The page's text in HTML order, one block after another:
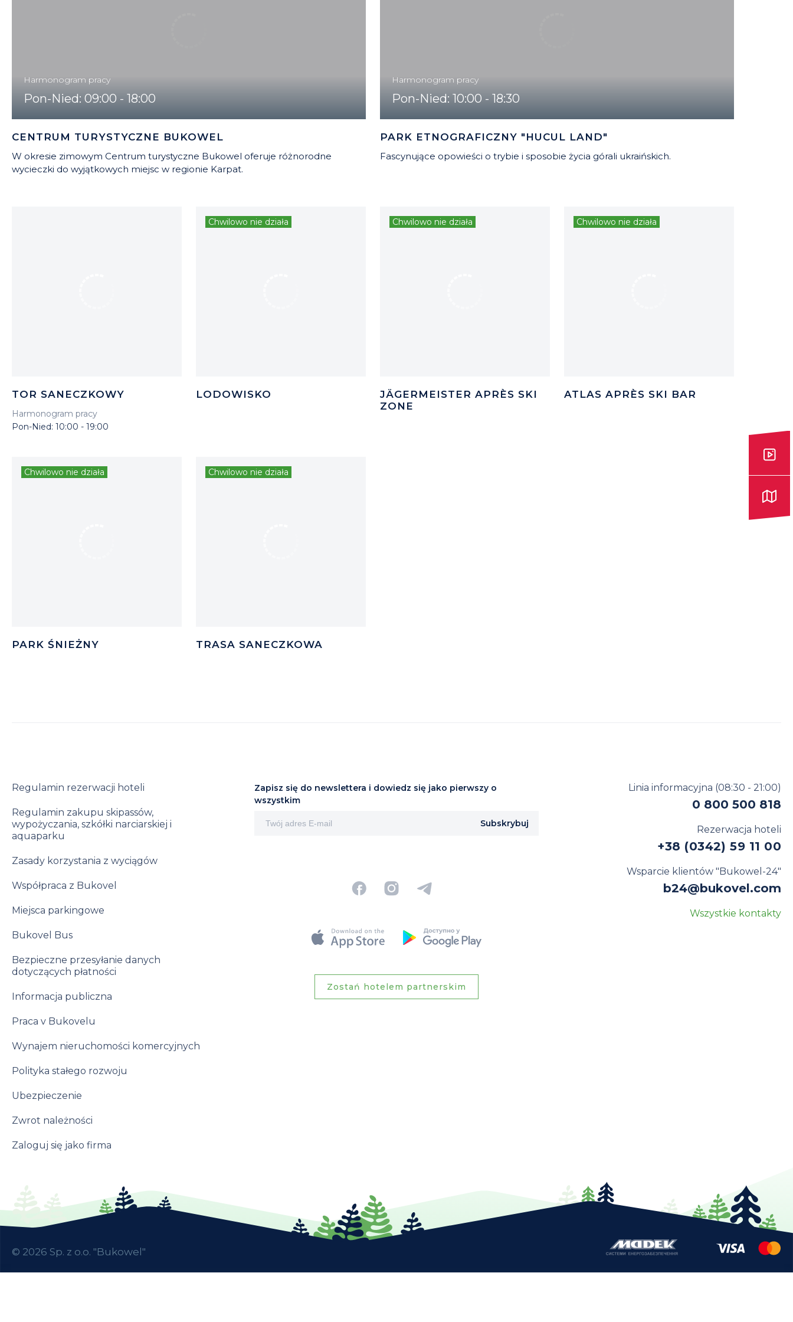
Harmonogram pracy
Pon-Nied: 09:00 - 18:00
CENTRUM TURYSTYCZNE BUKOWEL
W okresie zimowym Centrum turystyczne Bukowel oferuje różnorodne
wycieczki do wyjątkowych miejsc w regionie Karpat.
Harmonogram pracy
Pon-Nied: 10:00 - 18:30
PARK ETNOGRAFICZNY "HUCUL LAND"
Fascynujące opowieści o trybie i sposobie życia górali ukraińskich.
TOR SANECZKOWY
Harmonogram pracy
Pon-Nied: 10:00 - 19:00
Chwilowo nie działa
LODOWISKO
Chwilowo nie działa
JÄGERMEISTER APRÈS SKI
ZONE
Chwilowo nie działa
ATLAS APRÈS SKI BAR
Chwilowo nie działa
PARK ŚNIEŻNY
Chwilowo nie działa
TRASA SANECZKOWA
Regulamin rezerwacji hoteli
Regulamin zakupu skipassów,
wypożyczania, szkółki narciarskiej i
aquaparku
Zasady korzystania z wyciągów
Współpraca z Bukovel
Miejsca parkingowe
Bukovel Bus
Bezpieczne przesyłanie danych
dotyczących płatności
Informacja publiczna
Praca v Bukovelu
Wynajem nieruchomości komercyjnych
Polityka stałego rozwoju
Ubezpieczenie
Zwrot należności
Zaloguj się jako firma
Zapisz się do newslettera i dowiedz się jako pierwszy o
wszystkim
Subskrybuj
Zostań hotelem partnerskim
Linia informacyjna (08:30 - 21:00)
0 800 500 818
Rezerwacja hoteli
+38 (0342) 59 11 00
Wsparcie klientów "Bukowel-24"
b24@bukovel.com
Wszystkie kontakty
© 2026 Sp. z o.o. "Bukowel"